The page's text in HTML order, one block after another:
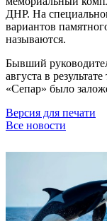
ДНР. На
вариантов
называются.
Бывший
августа в
«Сепар» было
Версия для печати
Все новости